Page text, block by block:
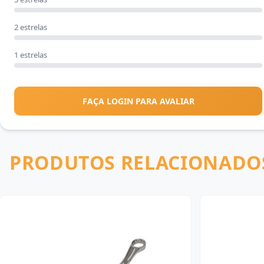
2 estrelas
1 estrelas
FAÇA LOGIN PARA AVALIAR
PRODUTOS